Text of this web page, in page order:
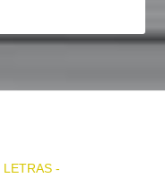
LETRAS -